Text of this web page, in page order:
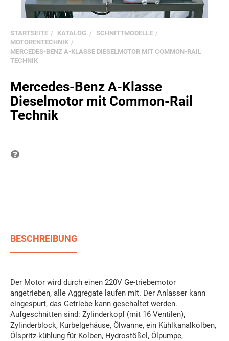
STARTSEITE KATALOG
SCHNITTMODELLE
MOTORENTECHNIK
MERCEDES-BENZ A-KLASSE DIESELMOTOR MIT COMMON-RAIL
TECHNIK
Mercedes-Benz A-Klasse
Dieselmotor mit Common-Rail
Technik
BESCHREIBUNG
Der Motor wird durch einen 220V Ge-triebemotor
angetrieben, alle Aggregate laufen mit. Der Anlasser kann
eingespurt, das Getriebe kann geschaltet werden.
Aufgeschnitten sind: Zylinderkopf (mit 16 Ventilen),
Zylinderblock, Kurbelgehäuse, Ölwanne, ein Kühlkanalkolben,
Ölspritz-kühlung für Kolben, Hydrostößel, Ölpumpe,